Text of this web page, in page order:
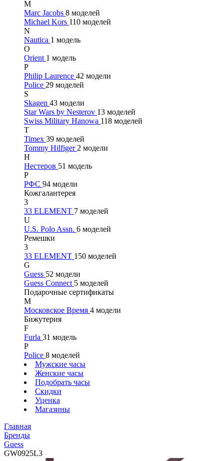
M
Marc Jacobs 8 моделей
Michael Kors 110 моделей
N
Nautica 1 модель
O
Orient 1 модель
P
Philip Laurence 42 модели
Police 29 моделей
S
Skagen 43 модели
Star Wars by Nesterov 13 моделей
Swiss Military Hanowa 118 моделей
T
Timex 39 моделей
Tommy Hilfiger 2 модели
Н
Нестеров 51 модель
Р
РФС 94 модели
Кожгалантерея
3
33 ELEMENT 7 моделей
U
U.S. Polo Assn. 6 моделей
Ремешки
3
33 ELEMENT 150 моделей
G
Guess 52 модели
Guess Connect 5 моделей
Подарочные сертификаты
М
Московское Время 4 модели
Бижутерия
F
Furla 31 модель
P
Police 8 моделей
Мужские часы
Женские часы
Подобрать часы
Скидки
Уценка
Магазины
Главная
Бренды
Guess
GW0925L3